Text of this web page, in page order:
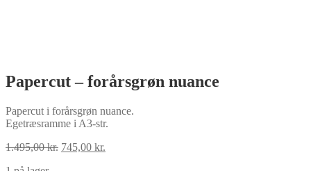
Papercut – forårsgrøn nuance
Papercut i forårsgrøn nuance.
Egetræsramme i A3-str.
1.495,00kr. Den
745,00 kr.